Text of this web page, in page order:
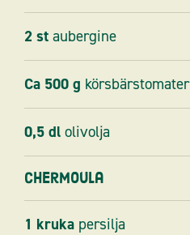
2 st aubergine
Ca 500 g körsbärstomater
0,5 dl olivolja
Chermoula
1 kruka persilja